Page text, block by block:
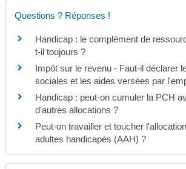
Questions ? Réponses !
Handicap : le complément de
t-il toujours ?
Impôt sur le revenu - Faut-il déclarer
sociales et les aides versées par
Handicap : peut-on cumuler la PCH
d'autres allocations ?
Peut-on travailler et toucher
adultes handicapés (AAH) ?